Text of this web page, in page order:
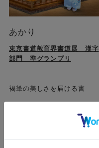
あかり
東京書道教育界書道展 漢字
部門 準グランプリ
褐筆の美しさを届ける書